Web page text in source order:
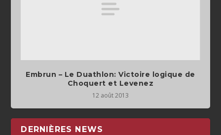
Embrun – Le Duathlon: Victoire logique de
Choquert et Levenez
12 août 2013
DERNIÈRES NEWS